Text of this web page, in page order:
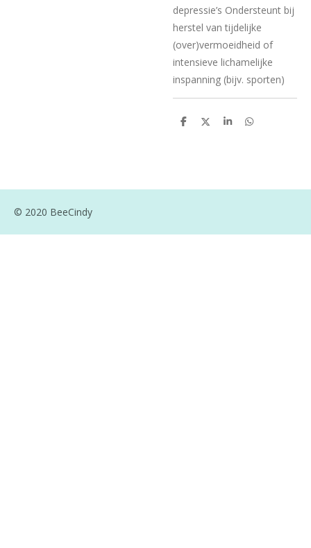
depressie’s Ondersteunt bij
herstel van tijdelijke
(over)vermoeidheid of
intensieve lichamelijke
inspanning (bijv. sporten)
D
D
S
D
© 2020 BeeCindy